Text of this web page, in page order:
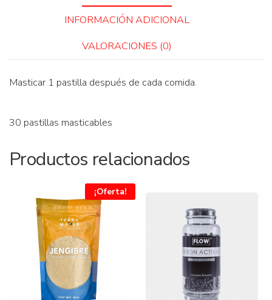
INFORMACIÓN ADICIONAL
VALORACIONES (0)
Masticar 1 pastilla después de cada comida.
30 pastillas masticables
Productos relacionados
¡Oferta!